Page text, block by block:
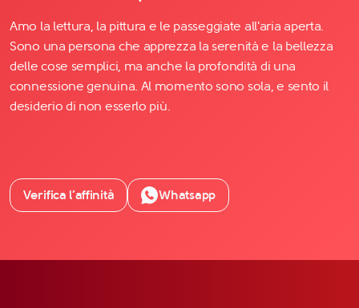
Amo la lettura, la pittura e le passeggiate all'aria aperta.
Sono una persona che apprezza la serenità e la bellezza
delle cose semplici, ma anche la profondità di una
connessione genuina. Al momento sono sola, e sento il
desiderio di non esserlo più.
Verifica l’affinità Whatsapp